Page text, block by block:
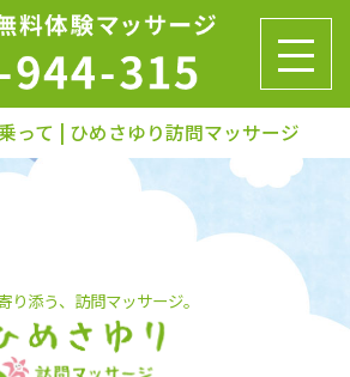
って | ひめさゆり訪問マッサージ
り添う、訪問マッサージ。